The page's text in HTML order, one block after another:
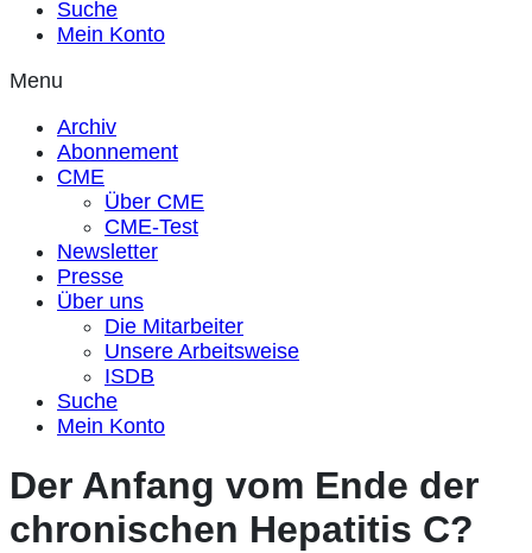
Suche
Mein Konto
Menu
Archiv
Abonnement
CME
Über CME
CME-Test
Newsletter
Presse
Über uns
Die Mitarbeiter
Unsere Arbeitsweise
ISDB
Suche
Mein Konto
Der Anfang vom Ende der
chronischen Hepatitis C?